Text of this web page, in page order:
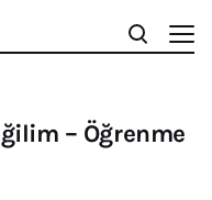
– Öğrenme